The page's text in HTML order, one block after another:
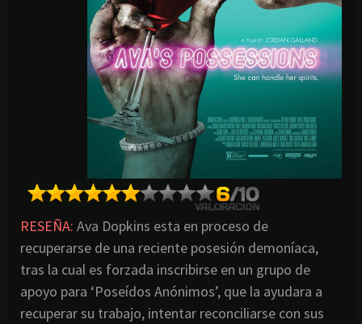
RESEÑA: Ava Dopkins esta en proceso de
recuperarse de una reciente posesión demoníaca,
tras la cual es forzada inscribirse en un grupo de
apoyo para ‘Poseídos Anónimos’, que la ayudara a
recuperar su trabajo, intentar reconciliarse con sus